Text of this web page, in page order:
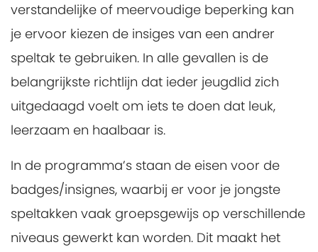
verstandelijke of meervoudige beperking kan
je ervoor kiezen de insiges van een andrer
speltak te gebruiken. In alle gevallen is de
belangrijkste richtlijn dat ieder jeugdlid zich
uitgedaagd voelt om iets te doen dat leuk,
leerzaam en haalbaar is.
In de programma’s staan de eisen voor de
badges/insignes, waarbij er voor je jongste
speltakken vaak groepsgewijs op verschillende
niveaus gewerkt kan worden. Dit maakt het